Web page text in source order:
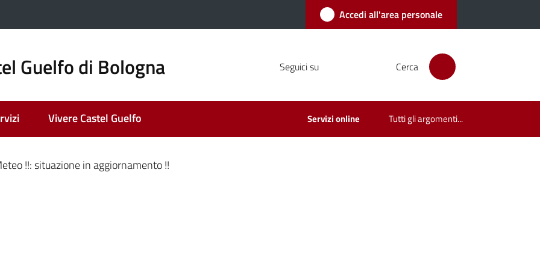
Accedi all'area personale
Guelfo di Bologna Seguici su Cerca
Vivere Castel Guelfo Servizi online Tutti gli argomenti...
!!: situazione in aggiornamento !!